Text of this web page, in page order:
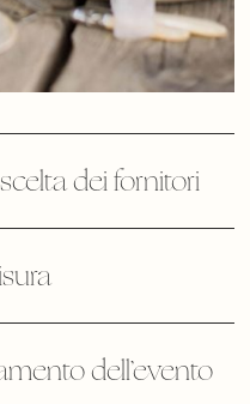
dei fornitori
dell’evento